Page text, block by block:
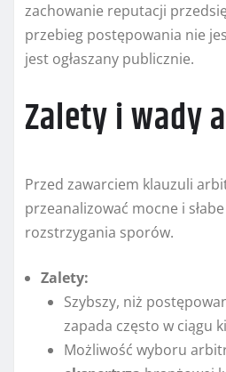
zachowanie reputacji
przebieg postępowania nie
jest ogłaszany publicznie.
Zalety i wady
Przed zawarciem klauzuli
przeanalizować mocne i
rozstrzygania sporów.
Zalety:
Szybszy, niż
zapada często w ciągu
Możliwość wyboru